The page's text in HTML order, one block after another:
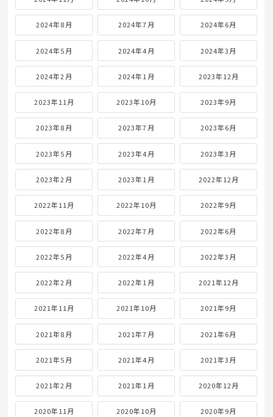
2024年8月 2024年7月 2024年6月
2024年5月 2024年4月 2024年3月
2024年2月 2024年1月 2023年12月
2023年11月 2023年10月 2023年9月
2023年8月 2023年7月 2023年6月
2023年5月 2023年4月 2023年3月
2023年2月 2023年1月 2022年12月
2022年11月 2022年10月 2022年9月
2022年8月 2022年7月 2022年6月
2022年5月 2022年4月 2022年3月
2022年2月 2022年1月 2021年12月
2021年11月 2021年10月 2021年9月
2021年8月 2021年7月 2021年6月
2021年5月 2021年4月 2021年3月
2021年2月 2021年1月 2020年12月
2020年11月 2020年10月 2020年9月